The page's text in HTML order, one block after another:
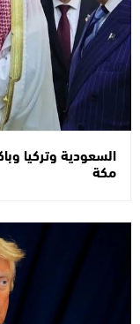
السعودية وتركيا
مكة